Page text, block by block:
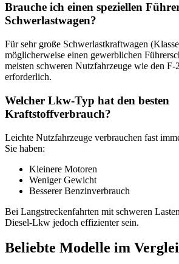
Brauche ich einen speziellen
Schwerlastwagen?
Für sehr große Schwerlastkraftwagen
möglicherweise einen gewerblichen
meisten schweren Nutzfahrzeuge wie den F-
erforderlich.
Welcher Lkw-Typ hat den besten
Kraftstoffverbrauch?
Leichte Nutzfahrzeuge verbrauchen fast
Sie haben:
Kleinere Motoren
Weniger Gewicht
Besserer Benzinverbrauch
Bei Langstreckenfahrten mit schweren
Diesel-Lkw jedoch effizienter sein.
Beliebte Modelle im